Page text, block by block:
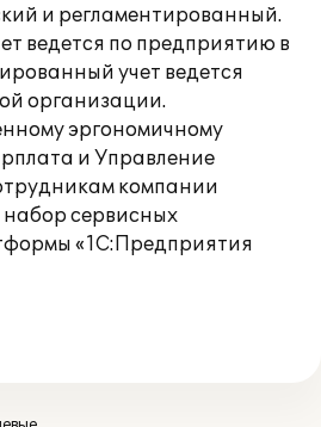
и регламентированный.
ведется по предприятию в
учет ведется
организации.
эргономичному
и Управление
компании
сервисных
«1С:Предприятия